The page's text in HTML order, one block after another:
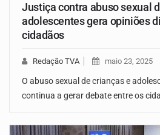
Justiça contra abuso sexual
adolescentes gera opiniões
cidadãos
Redação TVA maio 23, 2025
O abuso sexual de crianças e
continua a gerar debate entre os